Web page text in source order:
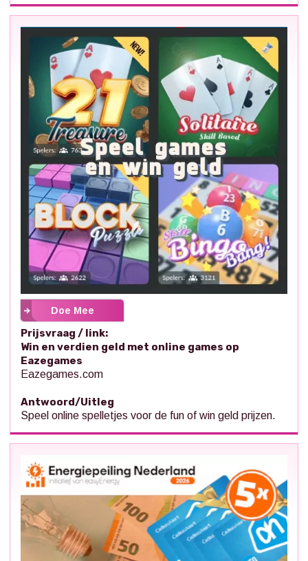
Doe Mee
Prijsvraag / link:
Win en verdien geld met online games op
Eazegames
Eazegames.com
Antwoord/Uitleg
Speel online spelletjes voor de fun of win geld prijzen.